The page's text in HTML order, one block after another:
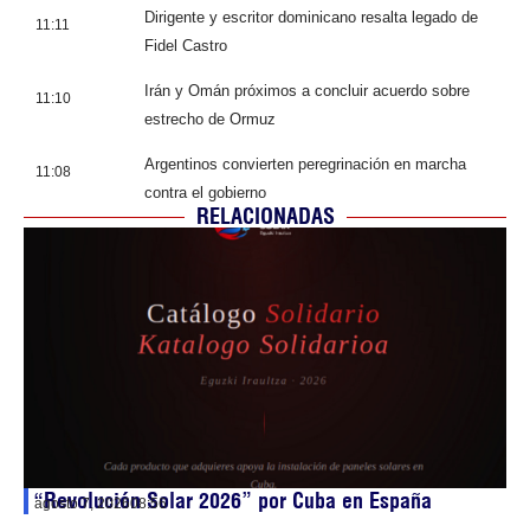
11:11
Dirigente y escritor dominicano resalta legado de
Fidel Castro
11:10
Irán y Omán próximos a concluir acuerdo sobre
estrecho de Ormuz
11:08
Argentinos convierten peregrinación en marcha
contra el gobierno
RELACIONADAS
“Revolución Solar 2026” por Cuba en España
agosto 7, 202608:56